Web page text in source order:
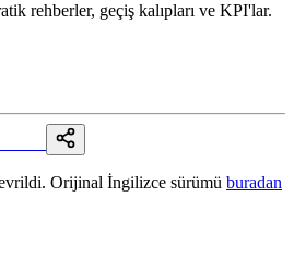
rehberler, geçiş kalıpları ve KPI'lar.
Orijinal İngilizce sürümü buradan